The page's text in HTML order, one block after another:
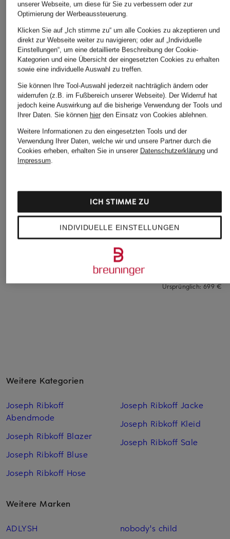
FUCHS SCHMITT
+Aktionsrabatt
darling harbour
Kunstfell-Mantel
119,99 €
Bestpreis:101,99 €
Ursprünglich: 249,99 €
MARC CAIN
Wollmantel zum
Ursprünglich:699 €
Weitere Kategorien
Joseph Ribkoff
Abendmode
Joseph Ribkoff Blazer
Joseph Ribkoff Bluse
Joseph Ribkoff Hose
Joseph Ribkoff Jacke
Joseph Ribkoff Kleid
Joseph Ribkoff Sale
Weitere Marken
ADLYSH
nobody's child
unserer Webseite, um diese für Sie zu verbessern oder zur
Optimierung der Werbeaussteuerung.
Klicken Sie auf „Ich stimme zu“ um alle Cookies zu akzeptieren und
direkt zur Webseite weiter zu navigieren; oder auf „Individuelle
Einstellungen“, um eine detaillierte Beschreibung der Cookie-
Kategorien und eine Übersicht der eingesetzten Cookies zu erhalten
sowie eine individuelle Auswahl zu treffen.
Sie können Ihre Tool-Auswahl jederzeit nachträglich ändern oder
widerrufen (z.B. im Fußbereich unserer Webseite). Der Widerruf hat
jedoch keine Auswirkung auf die bisherige Verwendung der Tools und
Ihrer Daten. Sie können hierden Einsatz von Cookies ablehnen.
Weitere Informationen zu den eingesetzten Tools und der
Verwendung Ihrer Daten, welche wir und unsere Partner durch die
Cookies erheben, erhalten Sie in unserer Datenschutzerklärungund
Impressum.
INDIVIDUELLE EINSTELLUNGEN
ICH STIMME ZU